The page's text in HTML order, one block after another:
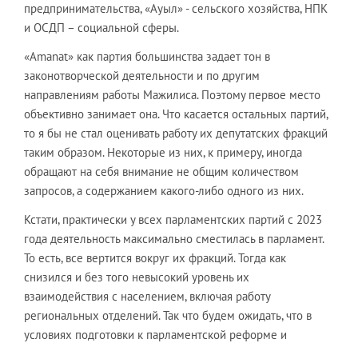
предпринимательства, «Ауыл» - сельского хозяйства, НПК
и ОСДП – социальной сферы.
«Amanat» как партия большинства задает тон в
законотворческой деятельности и по другим
направлениям работы Мажилиса. Поэтому первое место
объективно занимает она. Что касается остальных партий,
то я бы не стал оценивать работу их депутатских фракций
таким образом. Некоторые из них, к примеру, иногда
обращают на себя внимание не общим количеством
запросов, а содержанием какого-либо одного из них.
Кстати, практически у всех парламентских партий с 2023
года деятельность максимально сместилась в парламент.
То есть, все вертится вокруг их фракций. Тогда как
снизился и без того невысокий уровень их
взаимодействия с населением, включая работу
региональных отделений. Так что будем ожидать, что в
условиях подготовки к парламентской реформе и